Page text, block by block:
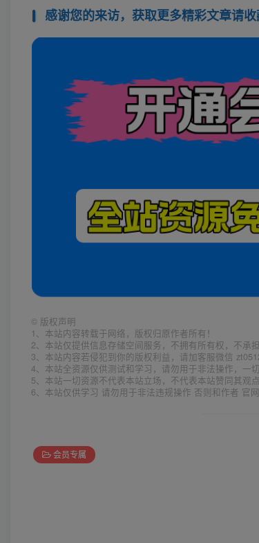
感谢您的来访，获取更多精彩文章请收
© 版权声明
1、本站内容转载于网络，版权归原作者所有！
2、本站仅提供信息存储空间服务，不拥有所有权，不承
3、本站内容若侵犯到你的版权利益，请加客服微信
4、本站全资源仅供测试和学习，请勿用于非法操作，一
5、本站一切资源不代表本站立场，不代表本站赞同其观
6、本站仅供学习 请勿用于非法违规操作 否则和作者 官
会员专属